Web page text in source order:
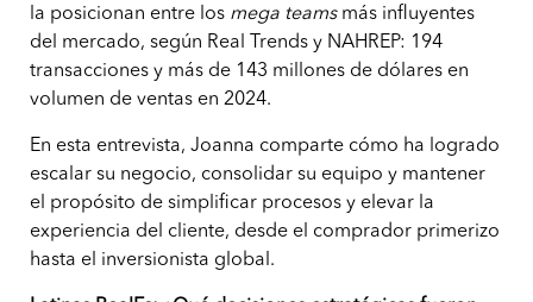
la posicionan entre los mega teamsmás influyentes
del mercado, según Real Trends y NAHREP: 194
transacciones y más de 143 millones de dólares en
volumen de ventas en 2024.
En esta entrevista, Joanna comparte cómo ha logrado
escalar su negocio, consolidar su equipo y mantener
el propósito de simplificar procesos y elevar la
experiencia del cliente, desde el comprador primerizo
hasta el inversionista global.